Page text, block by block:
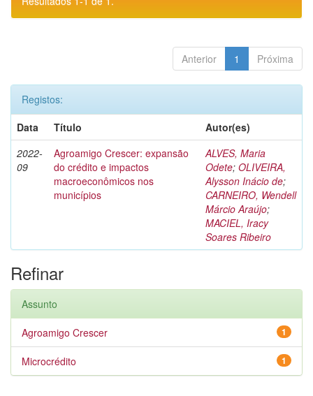
Anterior 1 Próxima
Registos:
Data
Título
Autor(es)
2022-
09
Agroamigo Crescer: expansão
do crédito e impactos
macroeconômicos nos
municípios
ALVES, Maria
Odete; OLIVEIRA,
Alysson Inácio de;
CARNEIRO, Wendell
Márcio Araújo;
MACIEL, Iracy
Soares Ribeiro
Refinar
Assunto
1
Agroamigo Crescer
1
Microcrédito